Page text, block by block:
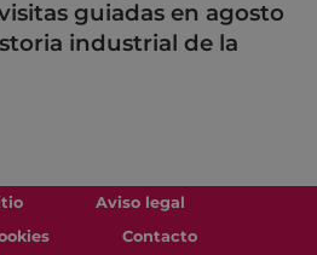
guiadas en agosto
industrial de la
Aviso legal
Contacto